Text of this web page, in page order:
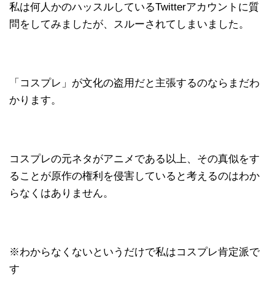
私は何人かのハッスルしているTwitterアカウントに質
問をしてみましたが、スルーされてしまいました。
「コスプレ」が文化の盗用だと主張するのならまだわ
かります。
コスプレの元ネタがアニメである以上、その真似をす
ることが原作の権利を侵害していると考えるのはわか
らなくはありません。
※わからなくないというだけで私はコスプレ肯定派で
す